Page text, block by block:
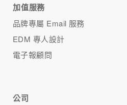
加值服務
品牌專屬 Email 服務
EDM 專人設計
電子報顧問
公司